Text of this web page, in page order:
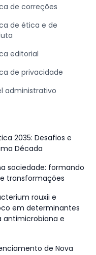
de correções
de ética e de
editorial
de privacidade
administrativo
2035: Desafios e
Década
sociedade: formando
transformações
rouxii e
em determinantes
antimicrobiana e
de Nova